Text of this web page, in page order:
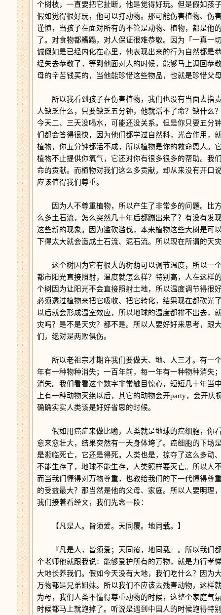
个树枝，一直要把它扯断，他是觉得好玩。但是假如孩
假如觉得很好玩，他可以打动物。那可能伤害植物、伤
谨慎，当孩子在面对所有的不管是动物、植物，都是他
了。对食物都糟蹋，对人保证很难恭敬。因为「一真
诚假如是已经内化在心里，他表现出来的行为自然都是
经失去恭敬了，等到他面对人的时候，能够马上调回恭
母的辛苦钱买的，当他能珍惜这些物品，也就是珍惜父
所以我看到孩子在伤害植物，我们也没有当面去指
人缺乏什么，只要缺乏五分钟，他就活不了命？缺什么
今天二、三天没喝水，可能还没关系。但是你只要五分
们都会答得很快，因为他们都学过自然科，光合作用，
植物，你五分钟都活不成，所以植物是你的救命恩人。
植物不止提供你氧气，它还对你有很多很多的帮助。我
命的贡献。而植物对我们这么多贡献，却从来没有开口
应该值得我们尊重。
因为人不尊重植物，所以产生了非常多的问题。比
么多土石流，怎么突然几十年后都蹦出来了？有没有发
这些新的现象。因为滥砍滥伐，本来植物这些大树是可
下得太大就会造成土石流、泥石流。所以现在所谓的天
这个树因为它有很大的树荫可以调节温度，所以一
都市阳光直接照射，温度就怎么样？特别高，人在这样
个树因为让阳光不会直接照射土地，所以温度调节得很
必须透过植物来把它吸收、把它转化，结果现在都砍光
以后就会形成温室效应，所以地球的温度都排不出去，
灾吗？是不是天灾？都不是。所以人要好好来思考，跟
们，绝对是两败俱伤。
所以老祖宗才期许我们要做天、地、人三才。有一
年有一种物种消失；一百年前，每一年有一种物种消失
消失。我们看看这个数字非常触目惊心，短短几十年当
上有一种动物灭绝以后，其它的动物会开party，会开
确确实实人类该是好好省思的时候。
假如用癌症来做比喻，人类就是地球的癌细胞，你
愈来愈壮大，结果突然有一天身体垮了。癌细胞的下场
是濒临死亡，它还是得死。人类也是，掠夺了这么多动
不能生存了，地球不能生存，人类照样要灭亡。所以人
而当我们懂得对万物尊重，也教给我们的下一代懂得尊
的受益最大？那当然是他的父母、家庭。所以人要明理
我们接着看经文，我们先念一段：
【凡是人。皆须爱。天同覆。地同载。】
『凡是人，皆须爱；天同覆，地同载』。所以我们
个老师他就跟我说：能够爱护所有的万物，就是力行孝
大地长养我们。假如今天没有大地，我们吃什么？因为
万物都是兄弟姐妹。所以我们不应该去残害动物，这样
为母，我们人类不懂得尊重动物的时候，这整个家庭气
时候都马上就跑掉了。听说是遇到中国人的时候跑得特